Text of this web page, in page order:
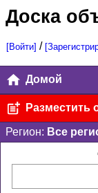
Доска
[Войти] /
Домой
Разместить
Регион: Все